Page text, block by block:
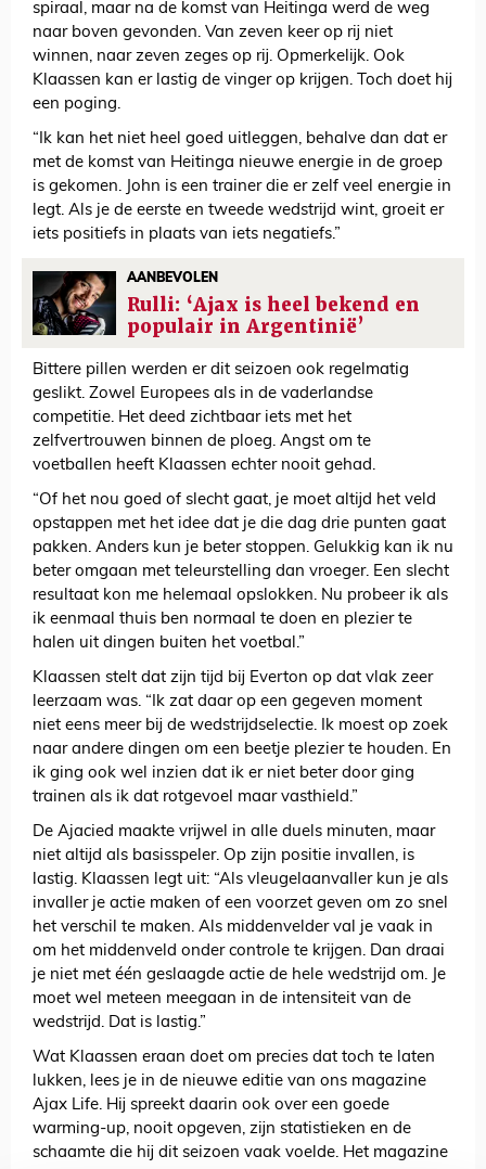
spiraal, maar na de komst van Heitinga werd de weg
naar boven gevonden. Van zeven keer op rij niet
winnen, naar zeven zeges op rij. Opmerkelijk. Ook
Klaassen kan er lastig de vinger op krijgen. Toch doet hij
een poging.
“Ik kan het niet heel goed uitleggen, behalve dan dat er
met de komst van Heitinga nieuwe energie in de groep
is gekomen. John is een trainer die er zelf veel energie in
legt. Als je de eerste en tweede wedstrijd wint, groeit er
iets positiefs in plaats van iets negatiefs.”
AANBEVOLEN
Rulli: ‘Ajax is heel bekend en
populair in Argentinië’
Bittere pillen werden er dit seizoen ook regelmatig
geslikt. Zowel Europees als in de vaderlandse
competitie. Het deed zichtbaar iets met het
zelfvertrouwen binnen de ploeg. Angst om te
voetballen heeft Klaassen echter nooit gehad.
“Of het nou goed of slecht gaat, je moet altijd het veld
opstappen met het idee dat je die dag drie punten gaat
pakken. Anders kun je beter stoppen. Gelukkig kan ik nu
beter omgaan met teleurstelling dan vroeger. Een slecht
resultaat kon me helemaal opslokken. Nu probeer ik als
ik eenmaal thuis ben normaal te doen en plezier te
halen uit dingen buiten het voetbal.”
Klaassen stelt dat zijn tijd bij Everton op dat vlak zeer
leerzaam was. “Ik zat daar op een gegeven moment
niet eens meer bij de wedstrijdselectie. Ik moest op zoek
naar andere dingen om een beetje plezier te houden. En
ik ging ook wel inzien dat ik er niet beter door ging
trainen als ik dat rotgevoel maar vasthield.”
De Ajacied maakte vrijwel in alle duels minuten, maar
niet altijd als basisspeler. Op zijn positie invallen, is
lastig. Klaassen legt uit: “Als vleugelaanvaller kun je als
invaller je actie maken of een voorzet geven om zo snel
het verschil te maken. Als middenvelder val je vaak in
om het middenveld onder controle te krijgen. Dan draai
je niet met één geslaagde actie de hele wedstrijd om. Je
moet wel meteen meegaan in de intensiteit van de
wedstrijd. Dat is lastig.”
Wat Klaassen eraan doet om precies dat toch te laten
lukken, lees je in de nieuwe editie van ons magazine
Ajax Life. Hij spreekt daarin ook over een goede
warming-up, nooit opgeven, zijn statistieken en de
schaamte die hij dit seizoen vaak voelde. Het magazine